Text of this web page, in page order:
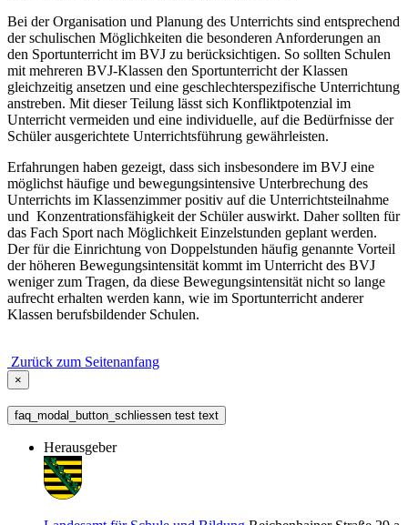
Bei der Organisation und Planung des Unterrichts sind entsprechend
der schulischen Möglich­keiten die besonderen Anforderungen an
den Sportunterricht im BVJ zu berücksichtigen. So sollten Schulen
mit mehreren BVJ-Klassen den Sportunterricht der Klassen
gleichzeitig ansetzen und eine geschlechterspezifische Unterrichtung
anstreben. Mit dieser Teilung lässt sich Konfliktpotenzial im
Unterricht vermeiden und eine individuelle, auf die Bedürfnisse der
Schüler ausgerichtete Unterrichtsführung gewährleisten.
Erfahrungen haben gezeigt, dass sich insbesondere im BVJ eine
möglichst häufige und bewegungsintensive Unterbrechung des
Unterrichts im Klassenzimmer positiv auf die Unterrichtsteilnahme
und Konzentrationsfähigkeit der Schüler auswirkt. Daher sollten für
das Fach Sport nach Möglichkeit Einzelstunden geplant werden.
Der für die Einrichtung von Doppelstunden häufig genannte Vorteil
der höheren Bewegungsintensität kommt im Unterricht des BVJ
weniger zum Tragen, da diese Bewegungsintensität nicht so lange
aufrecht erhalten werden kann, wie im Sportunterricht anderer
Klassen berufsbildender Schulen.
Zurück zum Seitenanfang
×
faq_modal_button_schliessen test text
Herausgeber